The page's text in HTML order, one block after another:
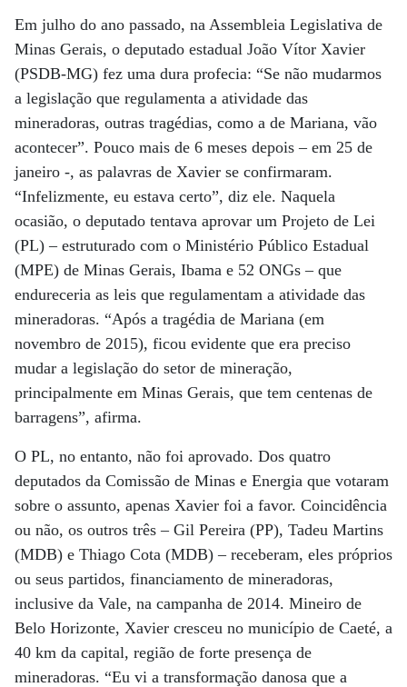
Em julho do ano passado, na Assembleia Legislativa de
Minas Gerais, o deputado estadual João Vítor Xavier
(PSDB-MG) fez uma dura profecia: “Se não mudarmos
a legislação que regulamenta a atividade das
mineradoras, outras tragédias, como a de Mariana, vão
acontecer”. Pouco mais de 6 meses depois – em 25 de
janeiro -, as palavras de Xavier se confirmaram.
“Infelizmente, eu estava certo”, diz ele. Naquela
ocasião, o deputado tentava aprovar um Projeto de Lei
(PL) – estruturado com o Ministério Público Estadual
(MPE) de Minas Gerais, Ibama e 52 ONGs – que
endureceria as leis que regulamentam a atividade das
mineradoras. “Após a tragédia de Mariana (em
novembro de 2015), ficou evidente que era preciso
mudar a legislação do setor de mineração,
principalmente em Minas Gerais, que tem centenas de
barragens”, afirma.
O PL, no entanto, não foi aprovado. Dos quatro
deputados da Comissão de Minas e Energia que votaram
sobre o assunto, apenas Xavier foi a favor. Coincidência
ou não, os outros três – Gil Pereira (PP), Tadeu Martins
(MDB) e Thiago Cota (MDB) – receberam, eles próprios
ou seus partidos, financiamento de mineradoras,
inclusive da Vale, na campanha de 2014. Mineiro de
Belo Horizonte, Xavier cresceu no município de Caeté, a
40 km da capital, região de forte presença de
mineradoras. “Eu vi a transformação danosa que a